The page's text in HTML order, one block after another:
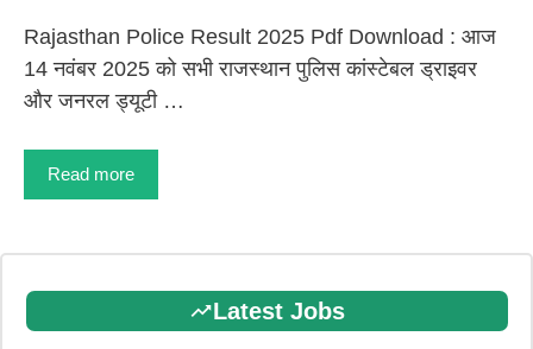
Rajasthan Police Result 2025 Pdf Download : आज
14 नवंबर 2025 को सभी राजस्थान पुलिस कांस्टेबल ड्राइवर
और जनरल ड्यूटी …
Read more
Latest Jobs